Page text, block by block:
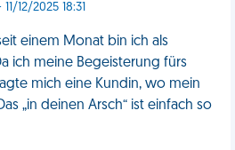
12/2025 18:31
einem Monat bin ich als
ich meine Begeisterung fürs
mich eine Kundin, wo mein
„in deinen Arsch“ ist einfach so